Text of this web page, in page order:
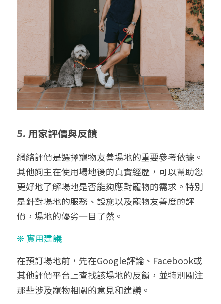
5. 用家評價與反饋
網絡評價是選擇寵物友善場地的重要參考依據。
其他飼主在使用場地後的真實經歷，可以幫助您
更好地了解場地是否能夠應對寵物的需求。特別
是針對場地的服務、設施以及寵物友善度的評
價，場地的優劣一目了然。
❉ 實用建議
在預訂場地前，先在Google評論、Facebook或
其他評價平台上查找該場地的反饋，並特別關注
那些涉及寵物相關的意見和建議。